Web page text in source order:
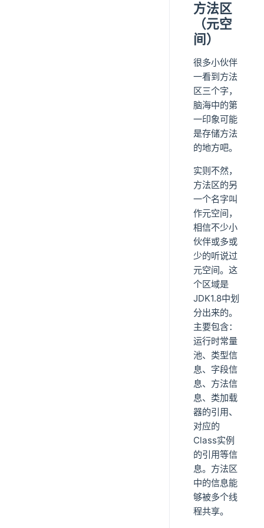
方法区
（元空
间）
很多小伙伴
一看到方法
区三个字，
脑海中的第
一印象可能
是存储方法
的地方吧。
实则不然，
方法区的另
一个名字叫
作元空间，
相信不少小
伙伴或多或
少的听说过
元空间。这
个区域是
JDK1.8中划
分出来的。
主要包含：
运行时常量
池、类型信
息、字段信
息、方法信
息、类加载
器的引用、
对应的
Class实例
的引用等信
息。方法区
中的信息能
够被多个线
程共享。